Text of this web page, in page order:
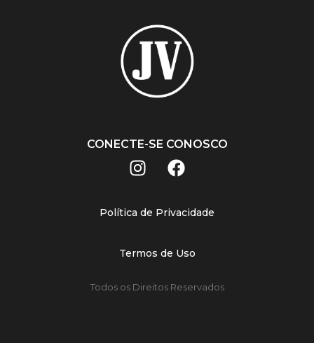
CONECTE-SE CONOSCO
Política de Privacidade
Termos de Uso
Todos os Direitos Reservados